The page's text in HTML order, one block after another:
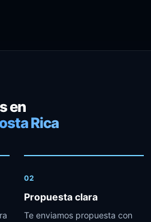
en
Rica
02
Propuesta clara
Te enviamos propuesta con